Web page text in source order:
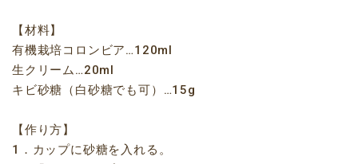
【材料】
有機栽培コロンビア…120ml
生クリーム…20ml
キビ砂糖（白砂糖でも可）…15g
【作り方】
1．カップに砂糖を入れる。